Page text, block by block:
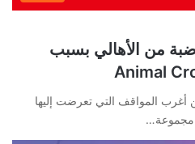
من الأهالي بسبب
المواقف التي تعرضت إليها
مجموعة…